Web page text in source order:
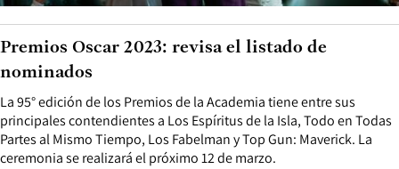
La 95° edición de los Premios de la Academia tiene entre sus
principales contendientes a Los Espíritus de la Isla, Todo en Todas
Partes al Mismo Tiempo, Los Fabelman y Top Gun: Maverick. La
ceremonia se realizará el próximo 12 de marzo.
Premios Oscar 2023: revisa el listado de
nominados